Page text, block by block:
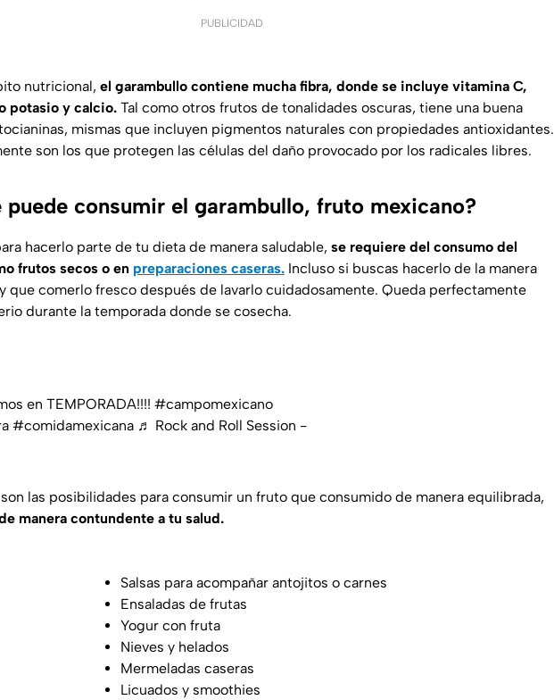
PUBLICIDAD
nutricional, el garambullo contiene mucha fibra, donde se incluye vitamina C,
potasio y calcio. Tal como otros frutos de tonalidades oscuras, tiene una buena
mismas que incluyen pigmentos naturales con propiedades antioxidantes.
son los que protegen las células del daño provocado por los radicales libres.
puede consumir el garambullo, fruto mexicano?
hacerlo parte de tu dieta de manera saludable, se requiere del consumo del
frutos secos o en preparaciones caseras. Incluso si buscas hacerlo de la manera
que comerlo fresco después de lavarlo cuidadosamente. Queda perfectamente
durante la temporada donde se cosecha.
en TEMPORADA!!!! #campomexicano
#comidamexicana ♬ Rock and Roll Session -
las posibilidades para consumir un fruto que consumido de manera equilibrada,
manera contundente a tu salud.
Salsas para acompañar antojitos o carnes
Ensaladas de frutas
Yogur con fruta
Nieves y helados
Mermeladas caseras
Licuados y smoothies